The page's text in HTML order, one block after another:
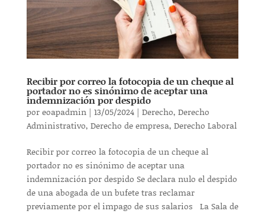
Recibir por correo la fotocopia de un cheque al
portador no es sinónimo de aceptar una
indemnización por despido
poreoapadmin| 13/05/2024| Derecho, Derecho
Administrativo, Derecho de empresa, Derecho Laboral
Recibir por correo la fotocopia de un cheque al
portador no es sinónimo de aceptar una
indemnización por despido Se declara nulo el despido
de una abogada de un bufete tras reclamar
previamente por el impago de sus salarios La Sala de